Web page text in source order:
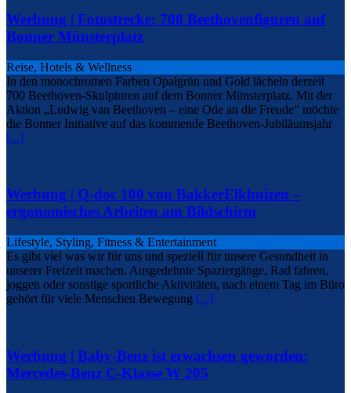
Werbung | Fotostrecke: 700 Beethovenfiguren auf
Bonner Münsterplatz
Reise, Hotels & Wellness
In den monochromen Farben Opalgrün und Gold lächeln derzeit
700 Beethoven-Skulpturen auf dem Bonner Münsterplatz. Mit der
Aktion „Ludwig van Beethoven – eine Ode an die Freude“ möchte
die Bonner Initiative auf das kommende Beethoven-Jubiläumsjahr
[...]
Werbung | Q-doc 100 von BakkerElkhuizen –
ergonomisches Arbeiten am Bildschirm
Lifestyle, Styling, Fitness & Entertainment
Es gibt viel was wir für uns und speziell für unsere Gesundheit in
unserer Freizeit machen. Ausgedehnte Spaziergänge, Rad fahren,
joggen oder sonstige sportliche Aktivitäten, nach einem Tag im Büro
gehört für viele Menschen Bewegung [...]
Werbung | Baby-Benz ist erwachsen geworden:
Mercedes-Benz C-Klasse W 205